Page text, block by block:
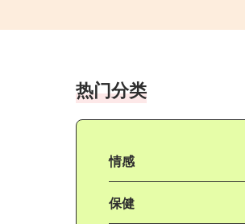
热门分类
情感
保健